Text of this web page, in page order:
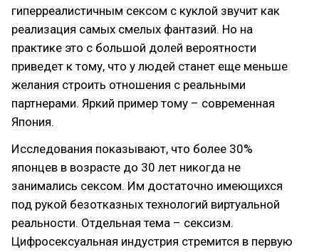
гиперреалистичным сексом с куклой звучит как
реализация самых смелых фантазий. Но на
практике это с большой долей вероятности
приведет к тому, что у людей станет еще меньше
желания строить отношения с реальными
партнерами. Яркий пример тому – современная
Япония.
Исследования показывают, что более 30%
японцев в возрасте до 30 лет никогда не
занимались сексом. Им достаточно имеющихся
под рукой безотказных технологий виртуальной
реальности. Отдельная тема – сексизм.
Цифросексуальная индустрия стремится в первую